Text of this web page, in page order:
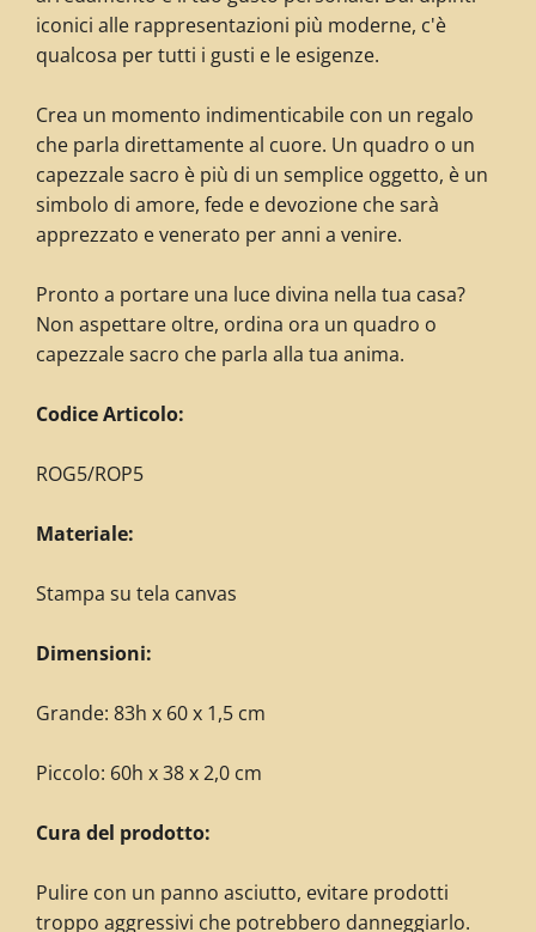
iconici alle rappresentazioni più moderne, c'è
qualcosa per tutti i gusti e le esigenze.
Crea un momento indimenticabile con un regalo
che parla direttamente al cuore. Un quadro o un
capezzale sacro è più di un semplice oggetto, è un
simbolo di amore, fede e devozione che sarà
apprezzato e venerato per anni a venire.
Pronto a portare una luce divina nella tua casa?
Non aspettare oltre, ordina ora un quadro o
capezzale sacro che parla alla tua anima.
Codice Articolo:
ROG5/ROP5
Materiale:
Stampa su tela canvas
Dimensioni:
Grande: 83h x 60 x 1,5 cm
Piccolo: 60h x 38 x 2,0 cm
Cura del prodotto:
Pulire con un panno asciutto, evitare prodotti
troppo aggressivi che potrebbero danneggiarlo.